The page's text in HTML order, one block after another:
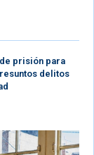
prisión para
delitos